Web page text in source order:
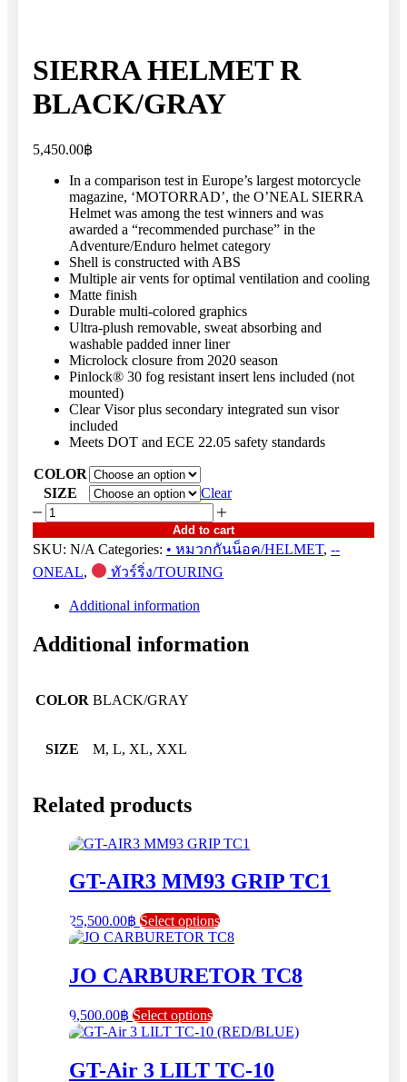
SIERRA HELMET R
BLACK/GRAY
5,450.00฿
In a comparison test in Europe’s largest motorcycle
magazine, ‘MOTORRAD’, the O’NEAL SIERRA
Helmet was among the test winners and was
awarded a “recommended purchase” in the
Adventure/Enduro helmet category
Shell is constructed with ABS
Multiple air vents for optimal ventilation and cooling
Matte finish
Durable multi-colored graphics
Ultra-plush removable, sweat absorbing and
washable padded inner liner
Microlock closure from 2020 season
Pinlock® 30 fog resistant insert lens included (not
mounted)
Clear Visor plus secondary integrated sun visor
included
Meets DOT and ECE 22.05 safety standards
COLOR
SIZE
Clear
SIERRA
HELMET
R
BLACK/GRAY
quantity
Add to cart
SKU: N/A Categories: • หมวกกันน็อค/HELMET, --
ONEAL, ทัวร์ริ่ง/TOURING
Additional information
Additional information
COLOR BLACK/GRAY
SIZE M, L, XL, XXL
Related products
GT-AIR3 MM93 GRIP TC1
25,500.00฿ Select optionsThis
product
multiple
variants.
may
chosen
JO CARBURETOR TC8
9,500.00฿ Select optionsThis
product
multiple
GT-Air 3 LILT TC-10